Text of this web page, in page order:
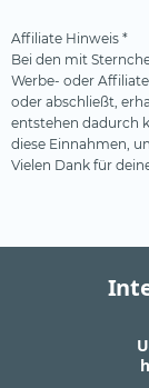
Affiliate Hinweis *
Bei den mit
Werbe- oder
oder abschließt,
entstehen dadurch
diese Einnahmen,
Vielen Dank für